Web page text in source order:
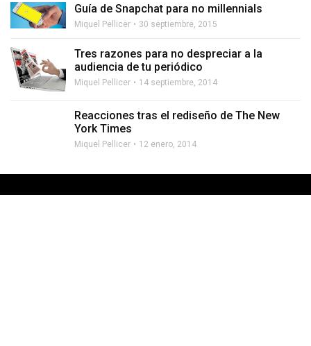
Guía de Snapchat para no millennials
Miquel Pellicer 30 septiembre, 2015
Tres razones para no despreciar a la
audiencia de tu periódico
Miquel Pellicer 14 septiembre, 2014
Reacciones tras el rediseño de The New
York Times
Miquel Pellicer 12 enero, 2014